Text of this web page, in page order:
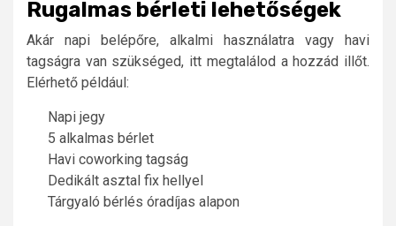
Rugalmas bérleti lehetőségek
Akár napi belépőre, alkalmi használatra vagy havi
tagságra van szükséged, itt megtalálod a hozzád illőt.
Elérhető például:
Napi jegy
5 alkalmas bérlet
Havi coworking tagság
Dedikált asztal fix hellyel
Tárgyaló bérlés óradíjas alapon